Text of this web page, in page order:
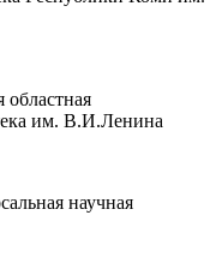
областная
им. В.И.Ленина
научная